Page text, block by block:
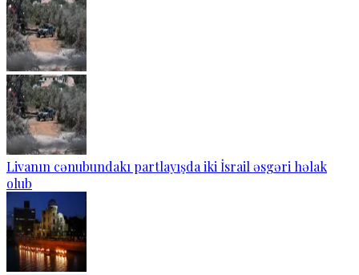
Livanın cənubundakı partlayışda iki İsrail əsgəri həlak
olub